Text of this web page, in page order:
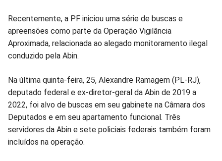
Recentemente, a PF iniciou uma série de buscas e
apreensões como parte da Operação Vigilância
Aproximada, relacionada ao alegado monitoramento ilegal
conduzido pela Abin.
Na última quinta-feira, 25, Alexandre Ramagem (PL-RJ),
deputado federal e ex-diretor-geral da Abin de 2019 a
2022, foi alvo de buscas em seu gabinete na Câmara dos
Deputados e em seu apartamento funcional. Três
servidores da Abin e sete policiais federais também foram
incluídos na operação.